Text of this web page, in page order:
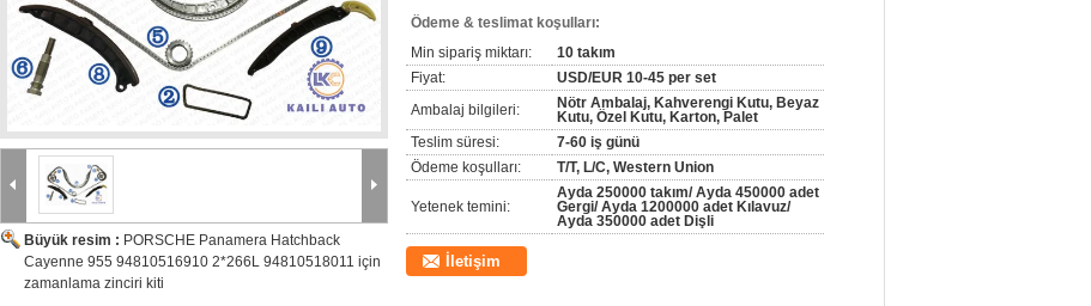
Büyük resim : PORSCHE Panamera Hatchback
Cayenne 955 94810516910 2*266L 94810518011 için
zamanlama zinciri kiti
Ödeme & teslimat koşulları:
Min sipariş miktarı:
10 takım
Fiyat:
USD/EUR 10-45 per set
Ambalaj bilgileri:
Nötr Ambalaj, Kahverengi Kutu, Beyaz
Kutu, Özel Kutu, Karton, Palet
Teslim süresi:
7-60 iş günü
Ödeme koşulları:
T/T, L/C, Western Union
Yetenek temini:
Ayda 250000 takım/ Ayda 450000 adet
Gergi/ Ayda 1200000 adet Kılavuz/
Ayda 350000 adet Dişli
İletişim